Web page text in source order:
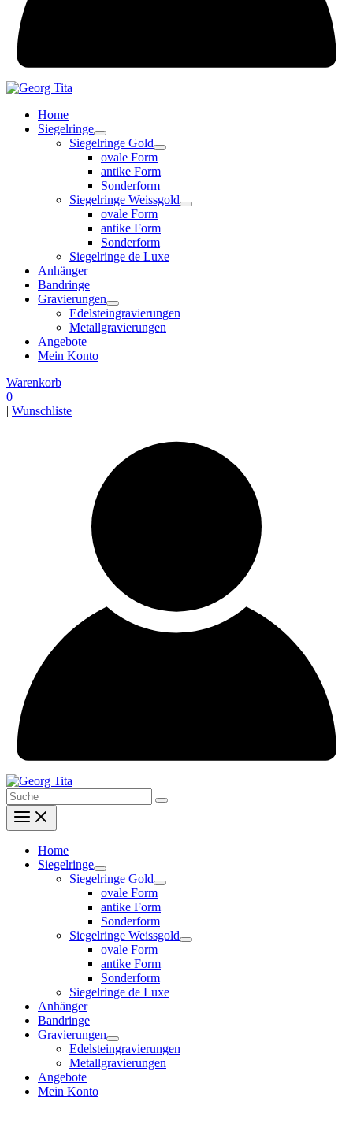
Home
Siegelringe
Siegelringe Gold
ovale Form
antike Form
Sonderform
Siegelringe Weissgold
ovale Form
antike Form
Sonderform
Siegelringe de Luxe
Anhänger
Bandringe
Gravierungen
Edelsteingravierungen
Metallgravierungen
Angebote
Mein Konto
Warenkorb
0
| Wunschliste
Search
for:
Home
Siegelringe
Siegelringe Gold
ovale Form
antike Form
Sonderform
Siegelringe Weissgold
ovale Form
antike Form
Sonderform
Siegelringe de Luxe
Anhänger
Bandringe
Gravierungen
Edelsteingravierungen
Metallgravierungen
Angebote
Mein Konto